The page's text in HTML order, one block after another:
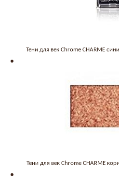
Тени для век Chrome CHARME
Тени для век Chrome CHARME